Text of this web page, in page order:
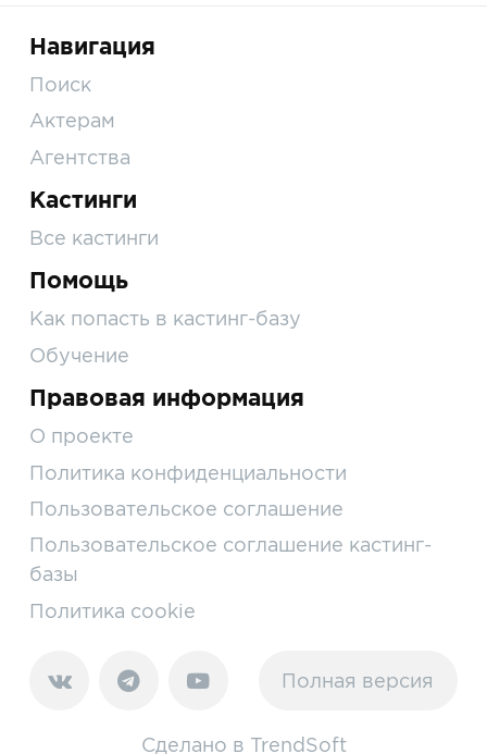
Навигация
Поиск
Актерам
Агентства
Кастинги
Все кастинги
Помощь
Как попасть в кастинг-базу
Обучение
Правовая информация
О проекте
Политика конфиденциальности
Пользовательское соглашение
Пользовательское соглашение кастинг-
базы
Политика cookie
Полная версия
Сделано в TrendSoft